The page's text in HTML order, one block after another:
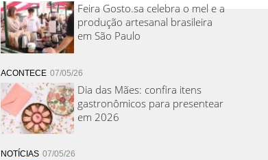
Feira Gosto.sa celebra o mel e a
produção artesanal brasileira
em São Paulo
ACONTECE 07/05/26
Dia das Mães: confira itens
gastronômicos para presentear
em 2026
NOTÍCIAS 07/05/26